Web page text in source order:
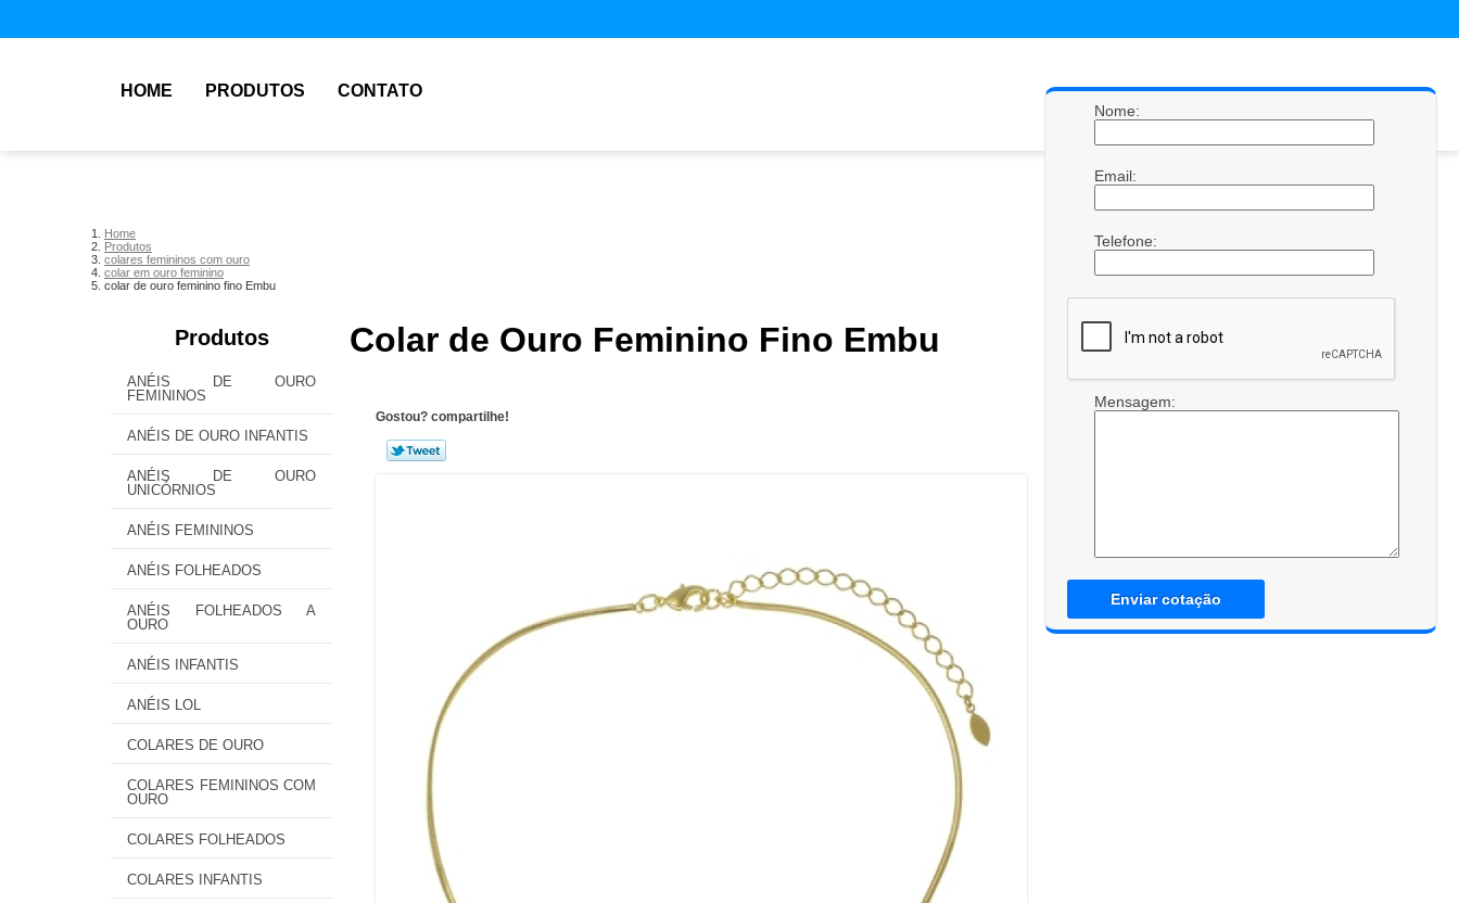
HOME PRODUTOS CONTATO
Home
Produtos
colares femininos com ouro
colar em ouro feminino
colar de ouro feminino fino Embu
Produtos
ANÉIS DE OURO
FEMININOS
ANÉIS DE OURO INFANTIS
ANÉIS DE OURO
UNICÓRNIOS
ANÉIS FEMININOS
ANÉIS FOLHEADOS
ANÉIS FOLHEADOS A
OURO
ANÉIS INFANTIS
ANÉIS LOL
COLARES DE OURO
COLARES FEMININOS COM
OURO
COLARES FOLHEADOS
COLARES INFANTIS
Colar de Ouro Feminino Fino Embu
Gostou? compartilhe!
Nome:
Email:
Telefone:
Mensagem:
Enviar cotação